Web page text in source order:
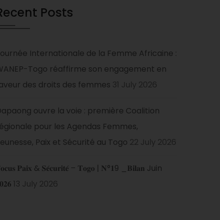
Posts
Internationale de la Femme Africaine :
Togo réaffirme son engagement en
des droits des femmes 31 July 2026
ouvre la voie : première Coalition
pour les Agendas Femmes,
Paix et Sécurité au Togo 22 July 2026
𝐏𝐚𝐢𝐱 & 𝐒𝐞́𝐜𝐮𝐫𝐢𝐭𝐞́ – 𝐓𝐨𝐠𝐨 | 𝐍°𝟏9 _𝐁𝐢𝐥𝐚𝐧 Juin
13 July 2026